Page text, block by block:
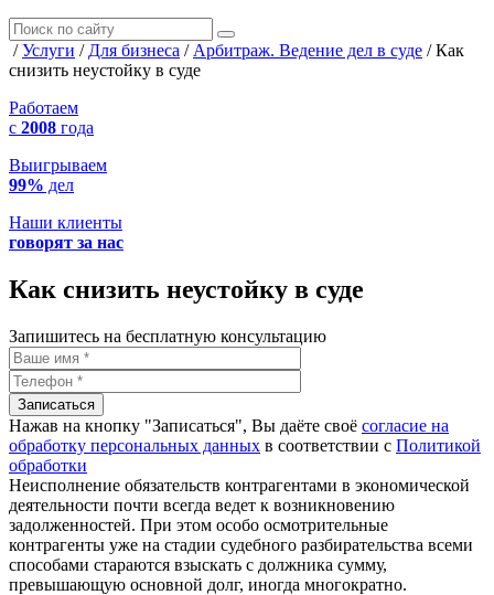
/Услуги / Для бизнеса / Арбитраж. Ведение дел в суде /Как
снизить неустойку в суде
Работаем
с 2008 года
Выигрываем
99% дел
Наши клиенты
говорят за нас
Как снизить неустойку в суде
Запишитесь на бесплатную консультацию
Нажав на кнопку "Записаться", Вы даёте своё согласие на
обработку персональных данных в соответствии с Политикой
обработки
Неисполнение обязательств контрагентами в экономической
деятельности почти всегда ведет к возникновению
задолженностей. При этом особо осмотрительные
контрагенты уже на стадии судебного разбирательства всеми
способами стараются взыскать с должника сумму,
превышающую основной долг, иногда многократно.